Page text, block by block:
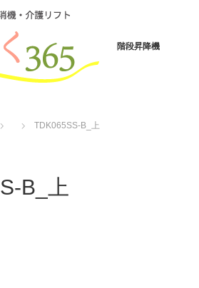
階段昇降機
TDK065SS-B_上
B_上